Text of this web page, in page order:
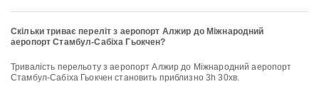
Скільки триває переліт з аеропорт Алжир до Міжнародний
аеропорт Стамбул-Сабіха Гьокчен?
Тривалість перельоту з аеропорт Алжир до Міжнародний аеропорт
Стамбул-Сабіха Гьокчен становить приблизно 3h 30хв.